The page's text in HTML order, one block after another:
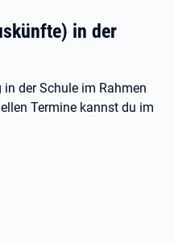
in der
der Schule im Rahmen
Termine kannst du im